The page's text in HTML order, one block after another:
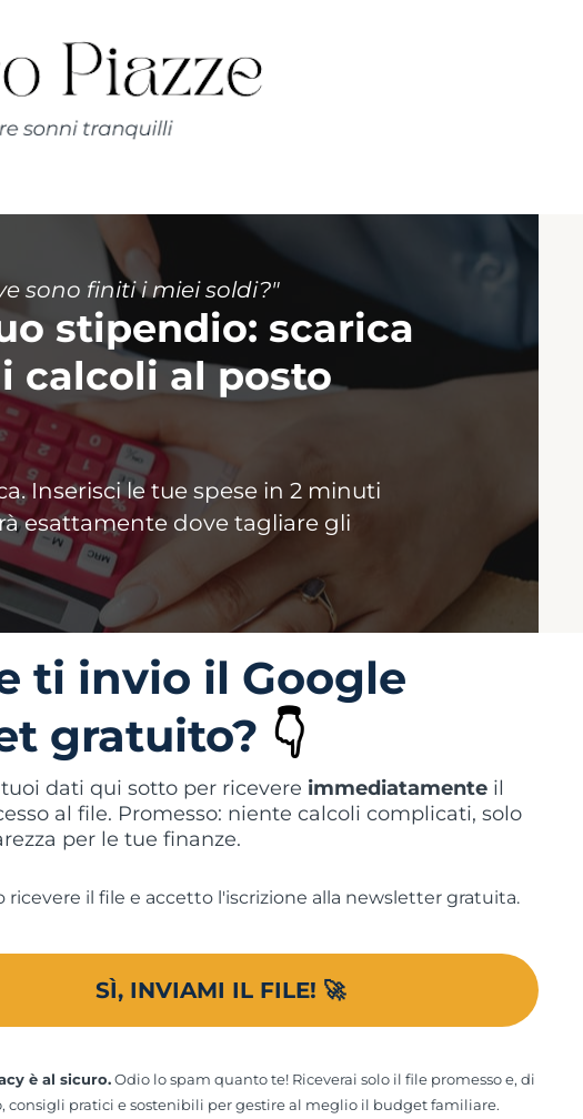
sono finiti i miei soldi?"
stipendio: scarica
calcoli al posto
Inserisci le tue spese in 2 minuti
esattamente dove tagliare gli
ti invio il Google
gratuito? 👇
dati qui sotto per ricevere immediatamente il
al file. Promesso: niente calcoli complicati, solo
per le tue finanze.
ricevere il file e accetto l'iscrizione alla newsletter gratuita.
SÌ, INVIAMI IL FILE! 🚀
è al sicuro.Odio lo spam quanto te! Riceverai solo il file promesso e, di
consigli pratici e sostenibili per gestire al meglio il budget familiare.